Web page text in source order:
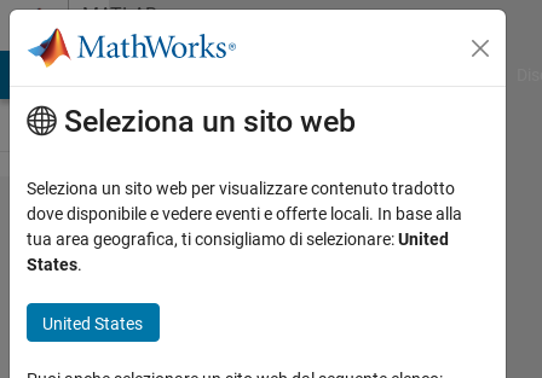
Vai al contenutoMATLAB
Answers
Why is
my code
working?
Seleziona un sito web
Seleziona un sito web per visualizzare contenuto tradotto
dove disponibile e vedere eventi e offerte locali. In base alla
tua area geografica, ti consigliamo di selezionare:United
States.
United States